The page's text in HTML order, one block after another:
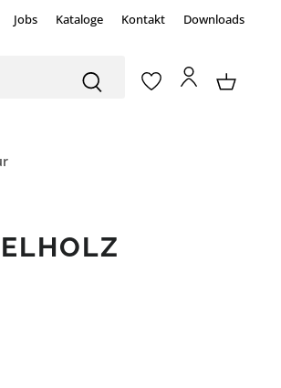
Jobs Kataloge Kontakt Downloads